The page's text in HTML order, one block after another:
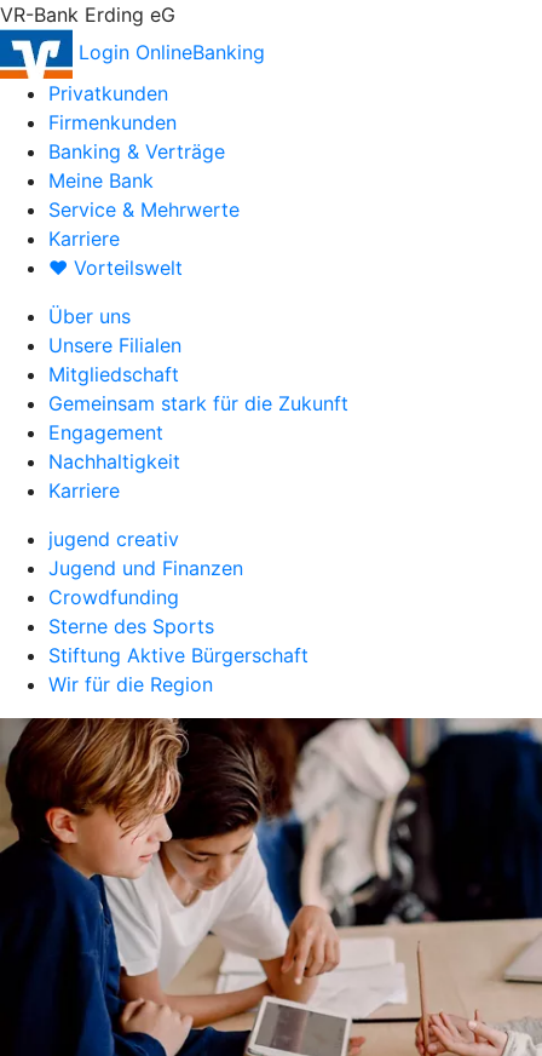
VR-Bank Erding eG
Login OnlineBanking
Privatkunden
Firmenkunden
Banking & Verträge
Meine Bank
Service & Mehrwerte
Karriere
♥ Vorteilswelt
Über uns
Unsere Filialen
Mitgliedschaft
Gemeinsam stark für die Zukunft
Engagement
Nachhaltigkeit
Karriere
jugend creativ
Jugend und Finanzen
Crowdfunding
Sterne des Sports
Stiftung Aktive Bürgerschaft
Wir für die Region